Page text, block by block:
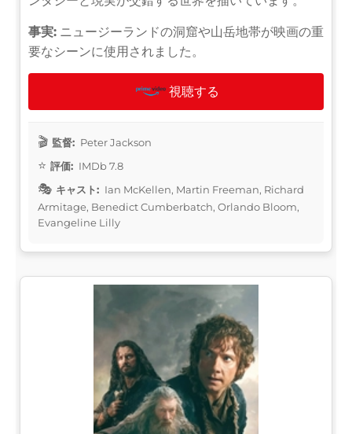
事実: ニュージーランドの洞窟や山岳地帯が映画の重
要なシーンに使用されました。
視聴する
監督: Peter Jackson
評価: IMDb 7.8
キャスト: Ian McKellen, Martin Freeman, Richard
Armitage, Benedict Cumberbatch, Orlando Bloom,
Evangeline Lilly